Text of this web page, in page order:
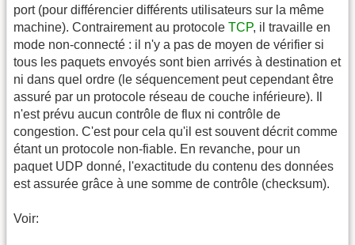
port (pour différencier différents utilisateurs sur la même
machine). Contrairement au protocole TCP, il travaille en
mode non-connecté : il n'y a pas de moyen de vérifier si
tous les paquets envoyés sont bien arrivés à destination et
ni dans quel ordre (le séquencement peut cependant être
assuré par un protocole réseau de couche inférieure). Il
n'est prévu aucun contrôle de flux ni contrôle de
congestion. C'est pour cela qu'il est souvent décrit comme
étant un protocole non-fiable. En revanche, pour un
paquet UDP donné, l'exactitude du contenu des données
est assurée grâce à une somme de contrôle (checksum).
Voir: